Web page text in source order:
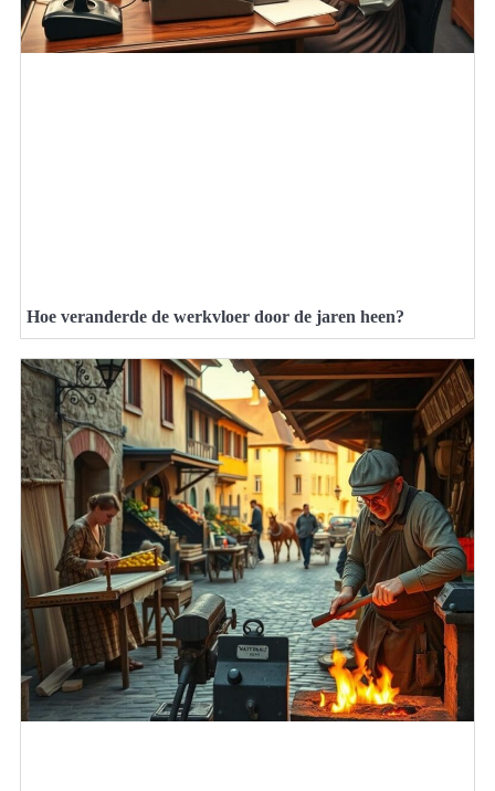
Hoe veranderde de werkvloer door de jaren heen?